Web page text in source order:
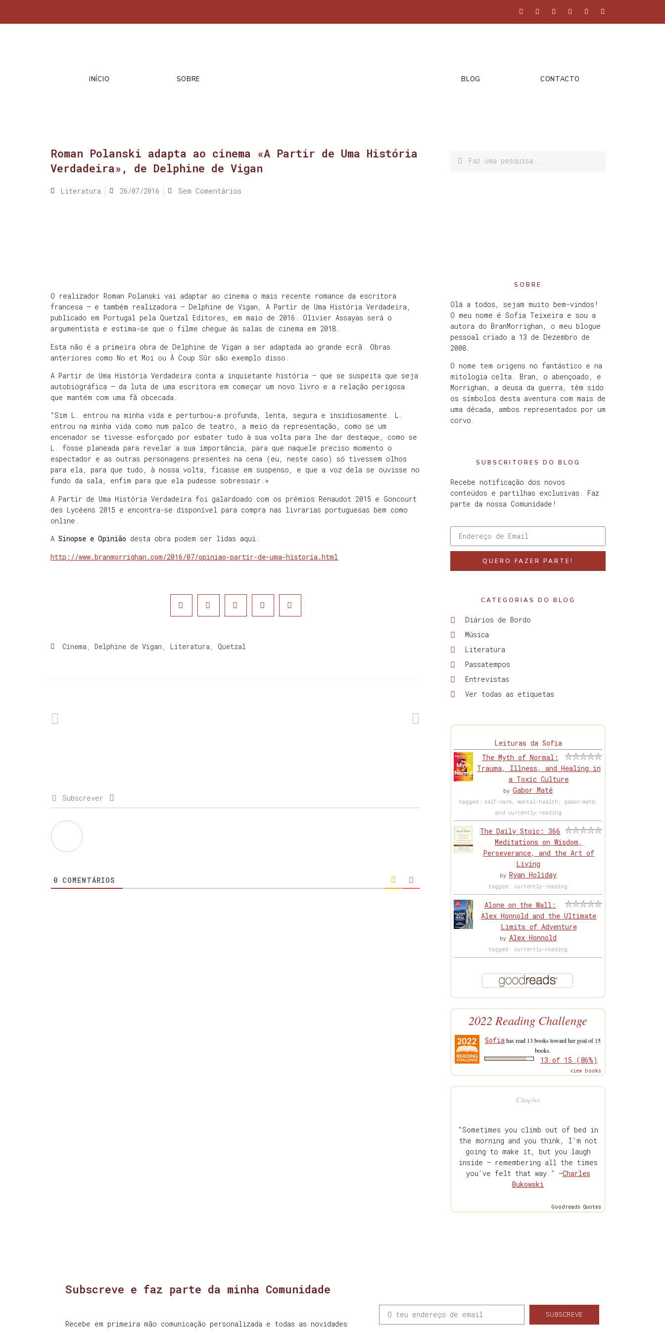
INÍCIO SOBRE BLOG CONTACTO
Roman Polanski adapta ao cinema «A Partir de Uma História
Verdadeira», de Delphine de Vigan
Literatura 26/07/2016 Sem Comentários
O realizador Roman Polanski vai adaptar ao cinema o mais recente romance da escritora
francesa — e também realizadora — Delphine de Vigan, A Partir de Uma História Verdadeira,
publicado em Portugal pela Quetzal Editores, em maio de 2016. Olivier Assayas será o
argumentista e estima-se que o filme chegue às salas de cinema em 2018.
Esta não é a primeira obra de Delphine de Vigan a ser adaptada ao grande ecrã. Obras
anteriores como No et Moi ou À Coup Sûr são exemplo disso.
A Partir de Uma História Verdadeira conta a inquietante história – que se suspeita que seja
autobiográfica – da luta de uma escritora em começar um novo livro e a relação perigosa
que mantém com uma fã obcecada.
“Sim L. entrou na minha vida e perturbou-a profunda, lenta, segura e insidiosamente. L.
entrou na minha vida como num palco de teatro, a meio da representação, como se um
encenador se tivesse esforçado por esbater tudo à sua volta para lhe dar destaque, como se
L. fosse planeada para revelar a sua importância, para que naquele preciso momento o
espectador e as outras personagens presentes na cena (eu, neste caso) só tivessem olhos
para ela, para que tudo, à nossa volta, ficasse em suspenso, e que a voz dela se ouvisse no
fundo da sala, enfim para que ela pudesse sobressair.»
A Partir de Uma História Verdadeira foi galardoado com os prémios Renaudot 2015 e Goncourt
des Lycéens 2015 e encontra-se disponível para compra nas livrarias portuguesas bem como
online.
A Sinopse e Opinião desta obra podem ser lidas aqui:
http://www.branmorrighan.com/2016/07/opiniao-partir-de-uma-historia.html
Cinema, Delphine de Vigan , Literatura, Quetzal
Subscrever
0 COMENTÁRIOS
SOBRE
Olá a todos, sejam muito bem-vindos!
O meu nome é Sofia Teixeira e sou a
autora do BranMorrighan, o meu blogue
pessoal criado a 13 de Dezembro de
2008.
O nome tem origens no fantástico e na
mitologia celta. Bran, o abençoado, e
Morrighan, a deusa da guerra, têm sido
os símbolos desta aventura com mais de
uma década, ambos representados por um
corvo.
SUBSCRITORES DO BLOG
Recebe notificação dos novos
conteúdos e partilhas exclusivas. Faz
parte da nossa Comunidade!
QUERO FAZER PARTE!
CATEGORIAS DO BLOG
Diários de Bordo
Música
Literatura
Passatempos
Entrevistas
Ver todas as etiquetas
Leituras da Sofia
The Myth of Normal:
Trauma, Illness, and Healing in
a Toxic Culture
byGabor Maté
tagged: self-care, mental-health, gabor-maté,
and currently-reading
The Daily Stoic: 366
Meditations on Wisdom,
Perseverance, and the Art of
Living
by Ryan Holiday
tagged: currently-reading
Alone on the Wall:
Alex Honnold and the Ultimate
Limits of Adventure
by Alex Honnold
tagged: currently-reading
2022 Reading Challenge
Sofiahas read 13 books toward her goal of 15
books.
13 of 15 (86%)
view books
Citações
“Sometimes you climb out of bed in
the morning and you think, I'm not
going to make it, but you laugh
inside — remembering all the times
you've felt that way.” —Charles
Bukowski
Goodreads Quotes
Subscreve e faz parte da minha Comunidade
Recebe em primeira mão comunicação personalizada e todas as novidades
SUBSCREVE